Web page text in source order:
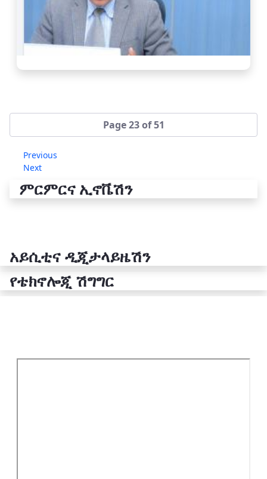
Page 23 of 51
Previous
Next
ምርምርና ኢኖቬሽን
አይሲቲና ዲጂታላይዜሽን
የቴክኖሎጂ ሽግግር